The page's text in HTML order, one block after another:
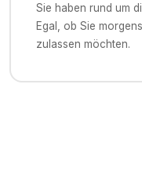
Sie haben rund um
Egal, ob Sie
zulassen möchten.